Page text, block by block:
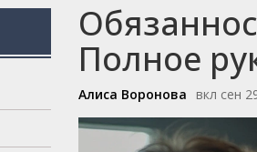
Полное
Алиса Воронова вкл сен